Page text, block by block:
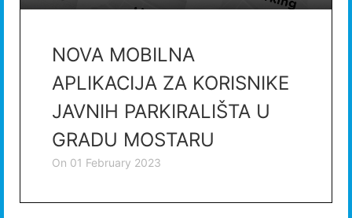
NOVA MOBILNA
APLIKACIJA ZA KORISNIKE
JAVNIH PARKIRALIŠTA U
GRADU MOSTARU
on 01 February 2023